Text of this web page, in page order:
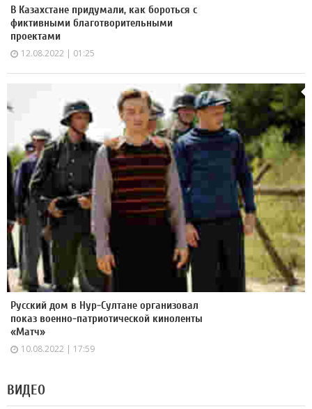
В Казахстане придумали, как бороться с
фиктивными благотворительными
проектами
12.08.2022 | 01:25
Русский дом в Нур-Султане организовал
показ военно-патриотической киноленты
«Матч»
10.08.2022 | 17:59
ВИДЕО